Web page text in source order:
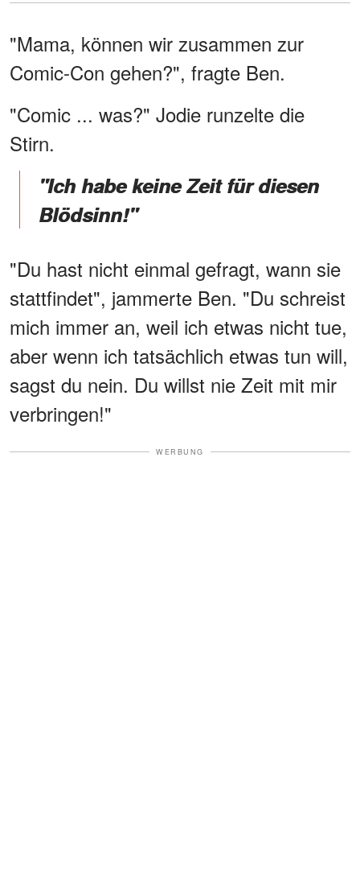
"Mama, können wir zusammen zur
Comic-Con gehen?", fragte Ben.
"Comic ... was?" Jodie runzelte die
Stirn.
"Ich habe keine Zeit für diesen
Blödsinn!"
"Du hast nicht einmal gefragt, wann sie
stattfindet", jammerte Ben. "Du schreist
mich immer an, weil ich etwas nicht tue,
aber wenn ich tatsächlich etwas tun will,
sagst du nein. Du willst nie Zeit mit mir
verbringen!"
WERBUNG